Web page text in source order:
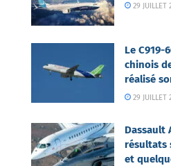
29 JUILLET
Le
chinois
réalisé
29 JUILLET
Dassault
résultats
et